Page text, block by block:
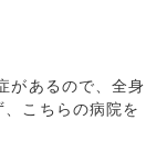
があるので、全身
こちらの病院を